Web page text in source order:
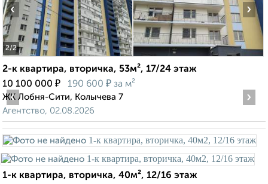
2/2
‹ ›
2-к квартира, вторичка, 53м², 17/24 этаж
10 100 000 ₽ 190 600 ₽ за м²
ЖК Лобня-Сити, Колычева 7
Агентство, 02.08.2026
‹ ›
1-к квартира, вторичка, 40м², 12/16 этаж